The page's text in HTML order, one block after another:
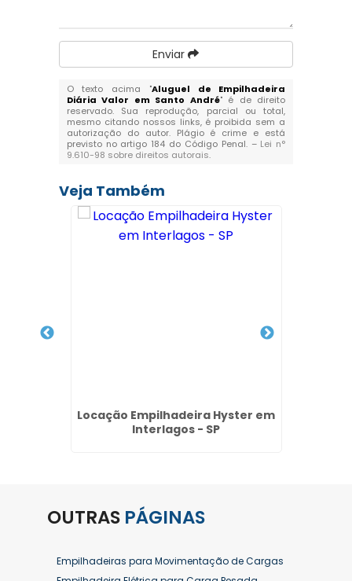
Enviar
O texto acima "Aluguel de Empilhadeira
Diária Valor em Santo André" é de direito
reservado. Sua reprodução, parcial ou total,
mesmo citando nossos links, é proibida sem a
autorização do autor. Plágio é crime e está
previsto no artigo 184 do Código Penal. – Lei n°
9.610-98 sobre direitos autorais.
Veja Também
Locação Empilhadeira Hyster em
Interlagos - SP
OUTRAS PÁGINAS
Empilhadeiras para Movimentação de Cargas